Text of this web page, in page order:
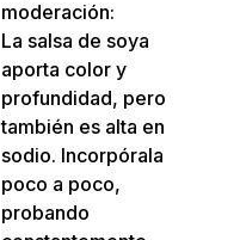
moderación:
La salsa de soya
aporta color y
profundidad, pero
también es alta en
sodio. Incorpórala
poco a poco,
probando